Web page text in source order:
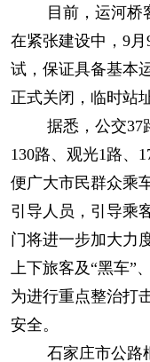
目前，运河桥
在紧张建设中，9
试，保证具备基本
正式关闭，临时站
据悉，公交37
130路、观光1路、
便广大市民群众乘
引导人员，引导乘
门将进一步加大力
上下旅客及“黑车”
为进行重点整治打
安全。
石家庄市公路